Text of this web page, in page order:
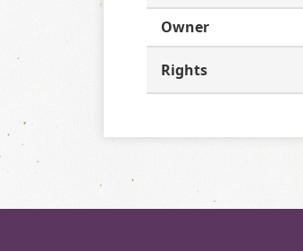
Owner
Rights